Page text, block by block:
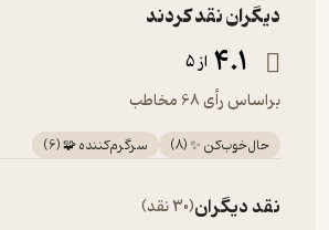
دیگران نقد کردند
4.1 از 5
براساس رأی 68 مخاطب
حال‌خوب‌کن ✨(
8
) سرگرم‌کننده 🧩(
6
)
نقد دیگران(30 نقد)